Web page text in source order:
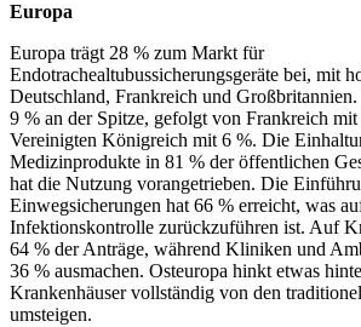
Europa
Europa trägt 28 % zum Markt für
Endotrachealtubussicherungsgeräte bei, mit
Deutschland, Frankreich und
9 % an der Spitze, gefolgt von Frankreich
Vereinigten Königreich mit 6 %. Die
Medizinprodukte in 81 % der öffentlichen
hat die Nutzung vorangetrieben. Die
Einwegsicherungen hat 66 % erreicht, was
Infektionskontrolle zurückzuführen ist. Auf
64 % der Anträge, während Kliniken und
36 % ausmachen. Osteuropa hinkt etwas
Krankenhäuser vollständig von den
umsteigen.